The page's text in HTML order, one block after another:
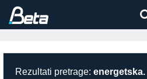
Rezultati pretrage: